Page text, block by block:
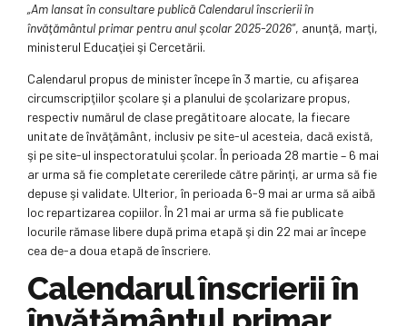
„Am lansat în consultare publică Calendarul înscrierii în
învăţământul primar pentru anul şcolar 2025-2026”, anunţă, marţi,
ministerul Educaţiei şi Cercetării.
Calendarul propus de minister începe în 3 martie, cu afişarea
circumscripţiilor şcolare şi a planului de şcolarizare propus,
respectiv numărul de clase pregătitoare alocate, la fiecare
unitate de învăţământ, inclusiv pe site-ul acesteia, dacă există,
şi pe site-ul inspectoratului şcolar. În perioada 28 martie – 6 mai
ar urma să fie completate cererilede către părinţi, ar urma să fie
depuse şi validate. Ulterior, în perioada 6-9 mai ar urma să aibă
loc repartizarea copiilor. În 21 mai ar urma să fie publicate
locurile rămase libere după prima etapă şi din 22 mai ar începe
cea de-a doua etapă de înscriere.
Calendarul înscrierii în